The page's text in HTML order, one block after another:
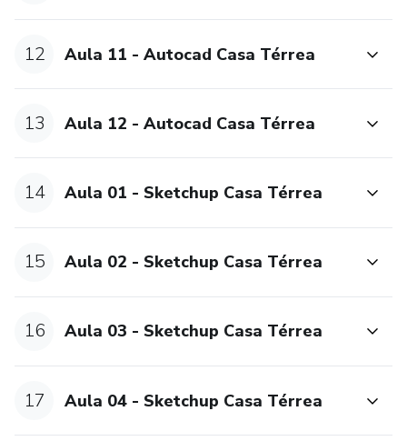
12 Aula 11 - Autocad Casa Térrea
13 Aula 12 - Autocad Casa Térrea
14 Aula 01 - Sketchup Casa Térrea
15 Aula 02 - Sketchup Casa Térrea
16 Aula 03 - Sketchup Casa Térrea
17 Aula 04 - Sketchup Casa Térrea